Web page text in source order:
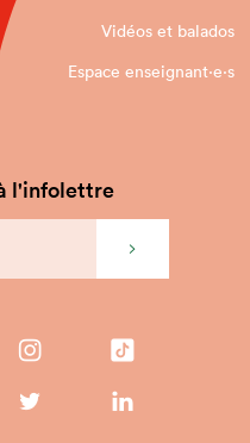
Vidéos et balados
Espace enseignant·e⋅s
l'infolettre